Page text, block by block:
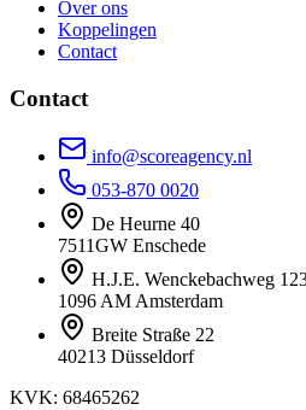
Over ons
Koppelingen
Contact
Contact
info@scoreagency.nl
053-870 0020
De Heurne 40
7511GW Enschede
H.J.E. Wenckebachweg
1096 AM Amsterdam
Breite Straße 22
40213 Düsseldorf
KVK: 68465262